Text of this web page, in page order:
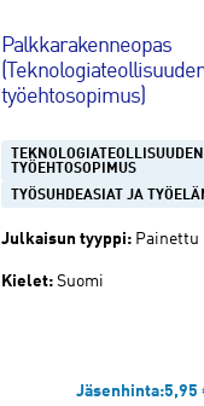
Palkkarakenneopas
työehtosopimus)
TEKNOLOGIATEOLLISUUDEN
TYÖEHTOSOPIMUS
TYÖSUHDEASIAT JA
Julkaisun tyyppi: Painettu
Kielet: Suomi
Jäsenhinta:5,95